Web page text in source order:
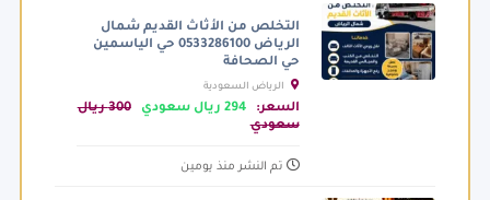
التخلص من الأثاث القديم شمال
الرياض 0533286100 حي الياسمين
حي الصحافة
السعر: 294 ريال سعودي
300 ريال
سعودي
تم النشر منذ يومين